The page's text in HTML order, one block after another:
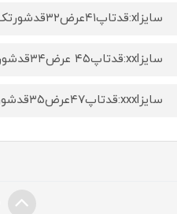
سایزxl:قدتاپ۴۱عرض۳۲قدشورتک ۳۰
سایزxxl:قدتاپ۴۵ عرض۳۴قدشورتک۳۲
سایزxxxl:قدتاپ۴۷عرض۳۵قدشورتک ۳۴